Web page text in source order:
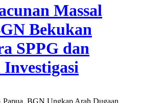
Massal
Bekukan
SPPG dan